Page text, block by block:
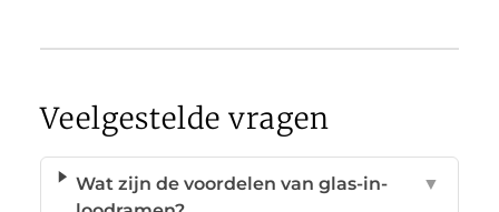
Veelgestelde vragen
Wat zijn de voordelen van glas-in-
▼